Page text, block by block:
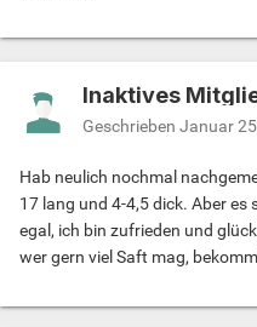
Inaktives
Geschrieben Januar
Hab neulich nochmal
17 lang und 4-4,5 dick. Aber
egal, ich bin zufrieden und
wer gern viel Saft mag,